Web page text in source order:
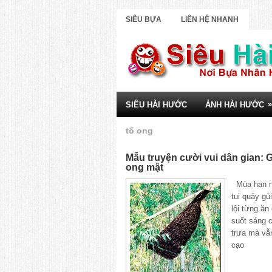
SIÊU BỰA LIÊN HỆ NHANH
SIÊU HÀI HƯỚC ẢNH HÀI HƯỚC »
tổ ong
Mẫu truyện cười vui dân gian:
ong mật
Mùa hạn
tui quảy
lội từng
suốt sáng
trưa mà
cạo